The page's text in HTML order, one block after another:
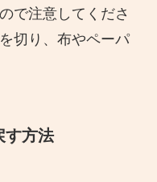
で注意してくださ
切り、布やペーパ
す方法